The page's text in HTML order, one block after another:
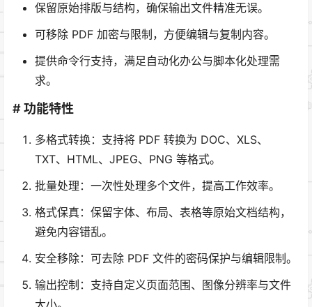
保留原始排版与结构，确保输出文件精准无误。
可移除 PDF 加密与限制，方便编辑与复制内容。
提供命令行支持，满足自动化办公与脚本化处理需
求。
# 功能特性
多格式转换：支持将 PDF 转换为 DOC、XLS、
TXT、HTML、JPEG、PNG 等格式。
批量处理：一次性处理多个文件，提高工作效率。
格式保真：保留字体、布局、表格等原始文档结构，
避免内容错乱。
安全移除：可去除 PDF 文件的密码保护与编辑限制。
输出控制：支持自定义页面范围、图像分辨率与文件
大小。